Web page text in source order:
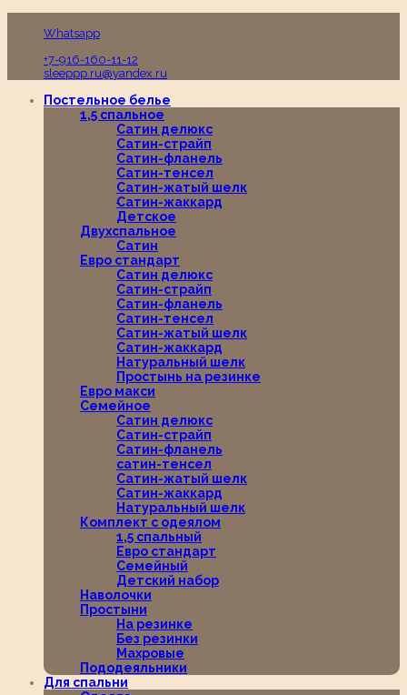
Whatsapp
+7-916-160-11-12
sleeppp.ru@yandex.ru
Постельное белье
1,5 спальное
Сатин делюкс
Сатин-страйп
Сатин-фланель
Сатин-тенсел
Сатин-жатый шелк
Сатин-жаккард
Детское
Двухспальное
Сатин
Евро стандарт
Сатин делюкс
Сатин-страйп
Сатин-фланель
Сатин-тенсел
Сатин-жатый шелк
Сатин-жаккард
Натуральный шелк
Простынь на резинке
Евро макси
Семейное
Сатин делюкс
Сатин-страйп
Сатин-фланель
сатин-тенсел
Сатин-жатый шелк
Сатин-жаккард
Натуральный шелк
Комплект с одеялом
1,5 спальный
Евро стандарт
Семейный
Детский набор
Наволочки
Простыни
На резинке
Без резинки
Махровые
Пододеяльники
Для спальни